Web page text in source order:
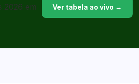
2026 em
Ver tabela ao vivo →